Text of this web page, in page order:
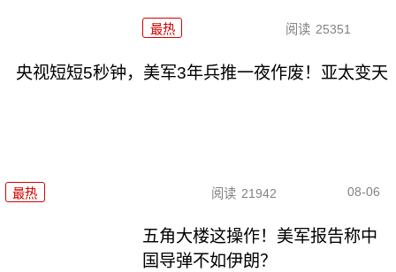
最热 阅读 25351
央视短短5秒钟，美军3年兵推一夜作废！亚太变天
最热 阅读 21942 08-06
五角大楼这操作！美军报告称中
国导弹不如伊朗？